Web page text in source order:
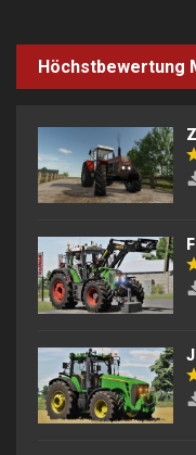
Höchstbewertung